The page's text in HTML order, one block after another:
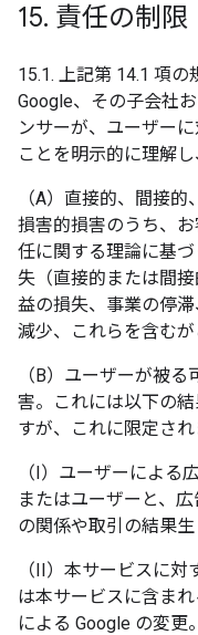
15. 責任の制限
15.1. 上記第 14.1 項の
Google、その子会社
ンサーが、ユーザー
ことを明示的に理解
（A）直接的、間接
損害的損害のうち、
任に関する理論に基
失（直接的または間
益の損失、事業の停
減少、これらを含む
（B）ユーザーが被
害。これには以下の
すが、これに限定され
（I）ユーザーによる
またはユーザーと、
の関係や取引の結果生
（II）本サービスに
は本サービスに含ま
による Google の変更。